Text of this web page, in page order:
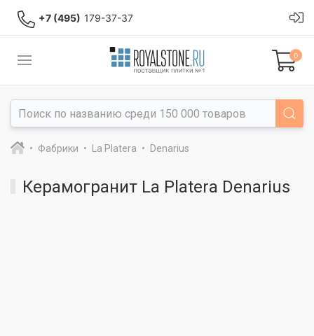
+7 (495) 179-37-37
0
Фабрики La Platera Denarius
Керамогранит La Platera Denarius